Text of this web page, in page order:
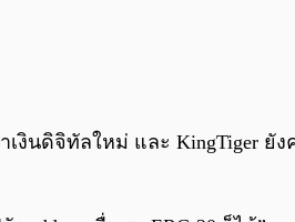
เงินดิจิทัลใหม่ และ KingTiger